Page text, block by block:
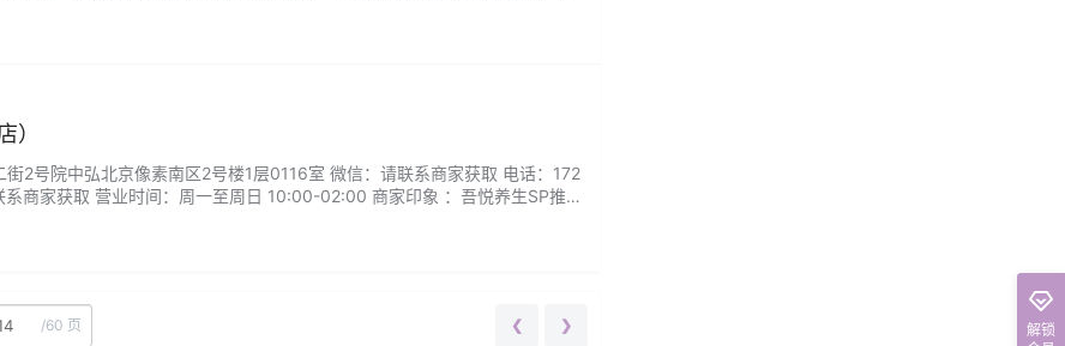
）
2号院中弘北京像素南区2号楼1层0116室 微信：请联系商家获取 电话：172
商家获取 营业时间：周一至周日 10:00-02:00 商家印象 ：吾悦养生SP推
/60 页 ❮ ❯
解锁